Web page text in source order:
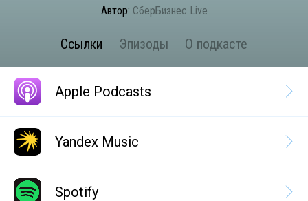
Автор: СберБизнес Live
Ссылки Эпизоды О подкасте
Apple Podcasts
Yandex Music
Spotify